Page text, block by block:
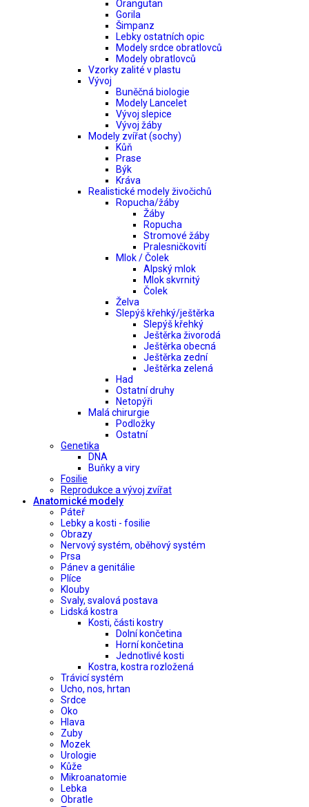
Orangutan
Gorila
Šimpanz
Lebky ostatních opic
Modely srdce obratlovců
Modely obratlovců
Vzorky zalité v plastu
Vývoj
Buněčná biologie
Modely Lancelet
Vývoj slepice
Vývoj žáby
Modely zvířat (sochy)
Kůň
Prase
Býk
Kráva
Realistické modely živočichů
Ropucha/žáby
Žáby
Ropucha
Stromové žáby
Pralesničkovití
Mlok / Čolek
Alpský mlok
Mlok skvrnitý
Čolek
Želva
Slepýš křehký/ještěrka
Slepýš křehký
Ještěrka živorodá
Ještěrka obecná
Ještěrka zední
Ještěrka zelená
Had
Ostatní druhy
Netopýři
Malá chirurgie
Podložky
Ostatní
Genetika
DNA
Buňky a viry
Fosilie
Reprodukce a vývoj zvířat
Anatomické modely
Páteř
Lebky a kosti - fosilie
Obrazy
Nervový systém, oběhový systém
Prsa
Pánev a genitálie
Plíce
Klouby
Svaly, svalová postava
Lidská kostra
Kosti, části kostry
Dolní končetina
Horní končetina
Jednotlivé kosti
Kostra, kostra rozložená
Trávicí systém
Ucho, nos, hrtan
Srdce
Oko
Hlava
Zuby
Mozek
Urologie
Kůže
Mikroanatomie
Lebka
Obratle